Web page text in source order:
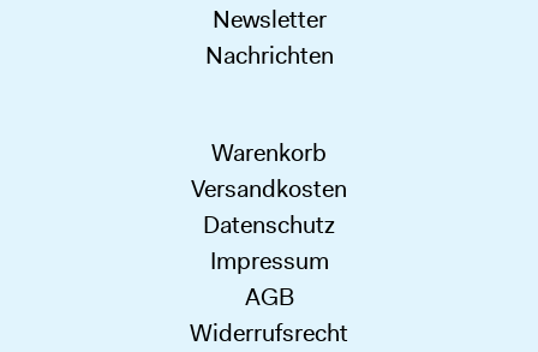
Newsletter
Nachrichten
Warenkorb
Versandkosten
Datenschutz
Impressum
AGB
Widerrufsrecht